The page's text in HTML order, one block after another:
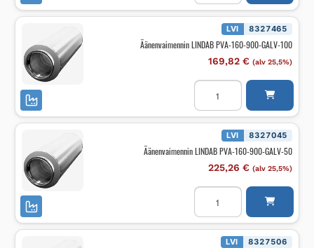
160-
600-
määrä
LVI 8327465
Äänenvaimennin LINDAB PVA-160-900-GALV-100
169,82 € (alv 25,5%)
Äänenvaimennin
LINDAB
160-
900-
määrä
LVI 8327045
Äänenvaimennin LINDAB PVA-160-900-GALV-50
225,26 € (alv 25,5%)
Äänenvaimennin
LINDAB
160-
900-
GALV- LVI 8327506